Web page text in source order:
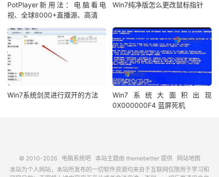
PotPlayer新用法：电脑看电
视、全球8000+直播源、高清
Win7纯净版怎么更改鼠标指针
Win7系统剑灵进行双开的方法
Win7系统大面积出现
0X000000F4 蓝屏死机
© 2010-2026 电脑系统吧本站主题由 themebetter提供
网站地图
本站为个人网站，本站所发布的一切软件资源均来自于互联网仅限用于学习和